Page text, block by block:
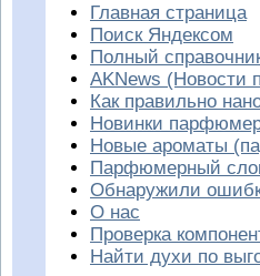
Главная страница
Поиск Яндексом
Полный
AKNews (Новости
Как правильно
Новинки
Новые ароматы
Парфюмерный
Обнаружили
О нас
Проверка
Найти духи по